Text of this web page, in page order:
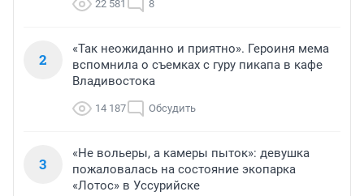
22 581 8
2
«Так неожиданно и приятно». Героиня мема
вспомнила о съемках с гуру пикапа в кафе
Владивостока
14 187 Обсудить
3
«Не вольеры, а камеры пыток»: девушка
пожаловалась на состояние экопарка
«Лотос» в Уссурийске